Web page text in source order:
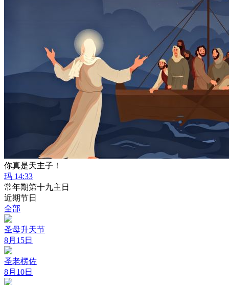
你真是天主子！
玛 14:33
常年期第十九主日
近期节日
全部
圣母升天节
8月15日
圣老楞佐
8月10日